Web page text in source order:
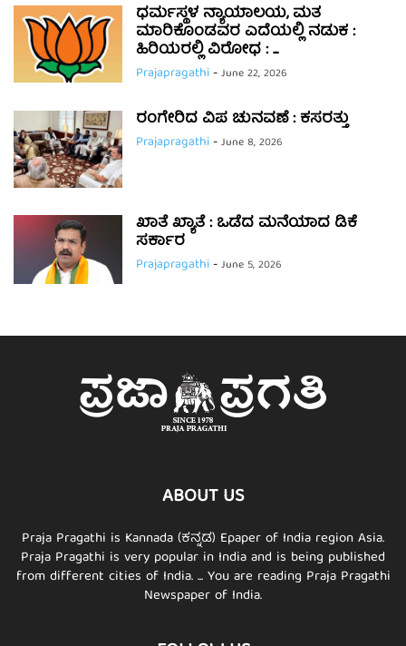
ಧರ್ಮಸ್ಥಳ ನ್ಯಾಯಾಲಯ, ಮತ
ಮಾರಿಕೊಂಡವರ ಎದೆಯಲ್ಲಿ ನಡುಕ :
ಹಿರಿಯರಲ್ಲಿ ವಿರೋಧ : ...
Prajapragathi-June 22, 2026
ರಂಗೇರಿದ ವಿಪ ಚುನವಣೆ : ಕಸರತ್ತು
Prajapragathi-June 8, 2026
ಖಾತೆ ಖ್ಯಾತೆ : ಒಡೆದ ಮನೆಯಾದ ಡಿಕೆ
ಸರ್ಕಾರ
Prajapragathi-June 5, 2026
ABOUT US
Praja Pragathi is Kannada (ಕನ್ನಡ) Epaper of India region Asia.
Praja Pragathi is very popular in India and is being published
from different cities of India. ... You are reading Praja Pragathi
Newspaper of India.